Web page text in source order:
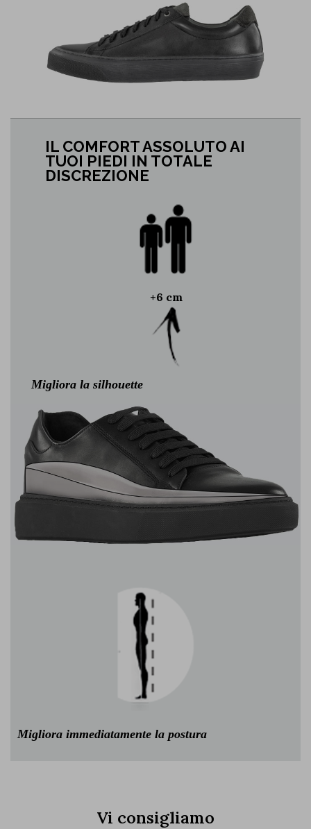
IL COMFORT ASSOLUTO AI
TUOI PIEDI IN TOTALE
DISCREZIONE
+6 cm
Migliora la silhouette
Migliora immediatamente la postura
Vi consigliamo